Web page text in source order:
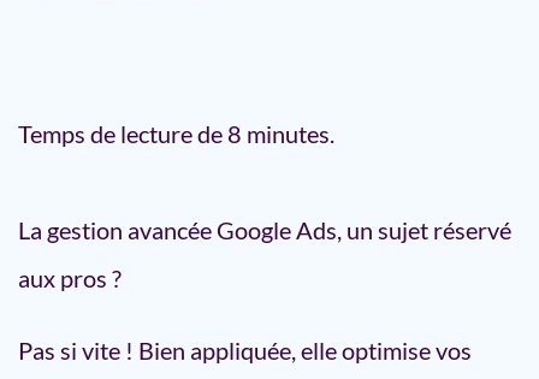
clés pour des campagnes
portefeuille : Maximisez vos
Qu’est-ce qu’une stratégie
Pourquoi utiliser des enchères
Temps de lecture de 8 minutes.
La gestion avancée Google Ads, un sujet réservé
aux pros ?
Pas si vite ! Bien appliquée, elle optimise vos